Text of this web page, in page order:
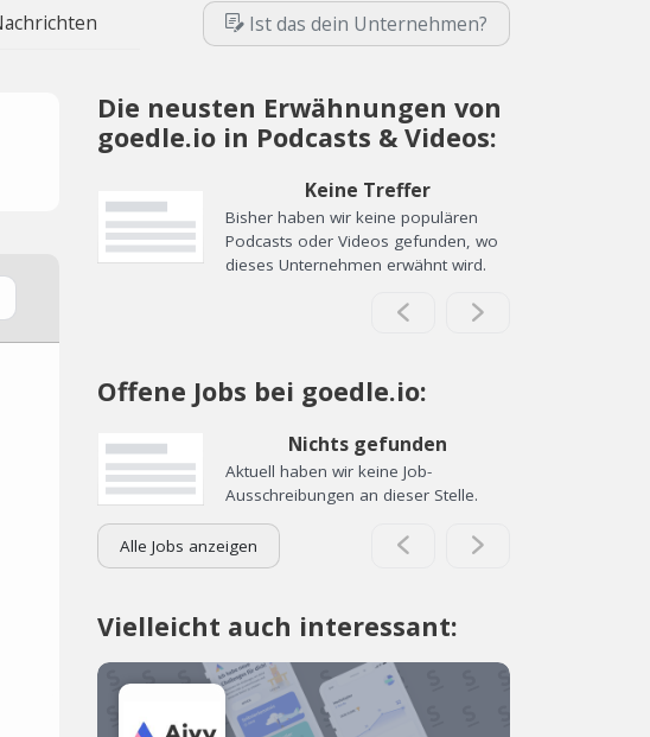
Ist das dein Unternehmen?
Die neusten Erwähnungen von
goedle.io in Podcasts & Videos:
Keine Treffer
Bisher haben wir keine populären
Podcasts oder Videos gefunden, wo
dieses Unternehmen erwähnt wird.
Offene Jobs bei goedle.io:
Nichts gefunden
Aktuell haben wir keine Job-
Ausschreibungen an dieser Stelle.
Alle Jobs anzeigen
Vielleicht auch interessant: